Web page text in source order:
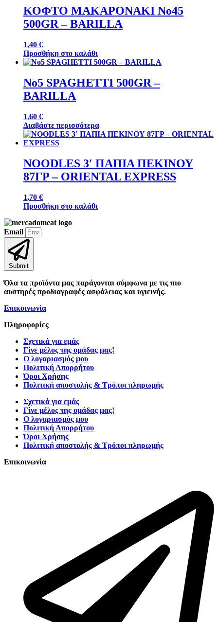
ΚΟΦΤΟ ΜΑΚΑΡΟΝΑΚΙ No45
500GR – BARILLA
1,40 €
Προσθήκη στο καλάθι
No5 SPAGHETTI 500GR –
BARILLA
1,60 €
Διαβάστε περισσότερα
NOODLES 3′ ΠΑΠΙΑ ΠΕΚΙΝΟΥ
87ΓΡ – ORIENTAL EXPRESS
1,70 €
Προσθήκη στο καλάθι
Email
Submit
Όλα τα προϊόντα μας παράγονται σύμφωνα με τις πιο
αυστηρές προδιαγραφές ασφάλειας και υγιεινής.
Επικοινωνία
Πληροφορίες
Σχετικά για εμάς
Γίνε μέλος της ομάδας μας!
Ο λογαριασμός μου
Πολιτική Απορρήτου
Όροι Χρήσης
Πολιτική αποστολής & Τρόποι πληρωμής
Σχετικά για εμάς
Γίνε μέλος της ομάδας μας!
Ο λογαριασμός μου
Πολιτική Απορρήτου
Όροι Χρήσης
Πολιτική αποστολής & Τρόποι πληρωμής
Επικοινωνία